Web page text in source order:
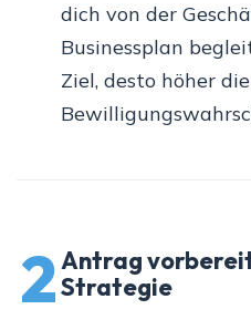
dich von der
Businessplan
Ziel, desto höher die
2Antrag
Strategie